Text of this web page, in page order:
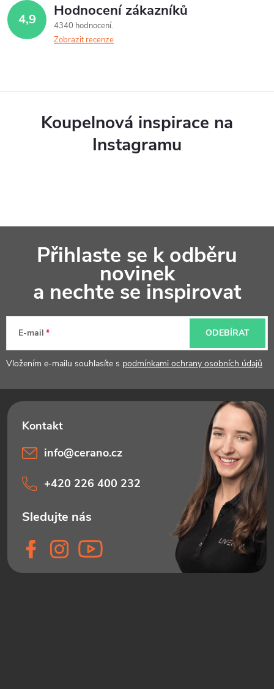
4,9 Hodnocení zákazníků
4340 hodnocení
Zobrazit recenze
Koupelnová inspirace na
Instagramu
a
Přihlaste se k odběru
novinek
a nechte se inspirovat
E-mail
Vložením e-mailu souhlasíte s podmínkami ochrany osobních údajů
ODEBÍRAT
info@cerano.cz
+420 226 400 232